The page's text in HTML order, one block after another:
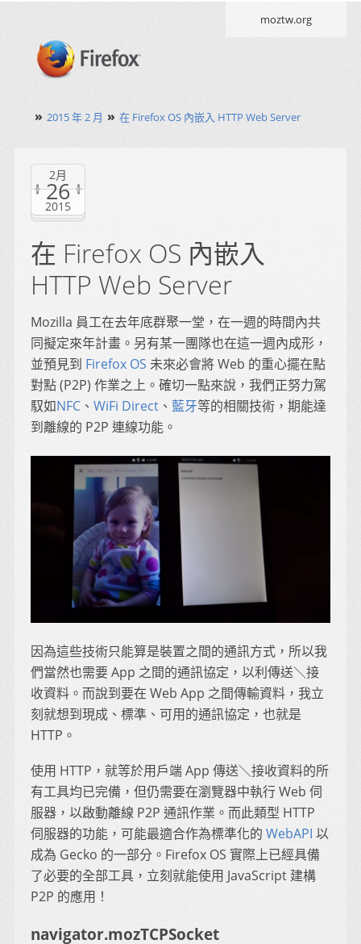
moztw.org
» 2015 年 2 月 » 在 Firefox OS 內嵌入 HTTP Web Server
2月
26
2015
在 Firefox OS 內嵌入
HTTP Web Server
Mozilla 員工在去年底群聚一堂，在一週的時間內共
同擬定來年計畫。另有某一團隊也在這一週內成形，
並預見到 Firefox OS 未來必會將 Web 的重心擺在點
對點 (P2P) 作業之上。確切一點來說，我們正努力駕
馭如NFC 、 WiFi Direct 、 藍牙等的相關技術，期能達
到離線的 P2P 連線功能。
因為這些技術只能算是裝置之間的通訊方式，所以我
們當然也需要 App 之間的通訊協定，以利傳送＼接
收資料。而說到要在 Web App 之間傳輸資料，我立
刻就想到現成、標準、可用的通訊協定，也就是
HTTP。
使用 HTTP，就等於用戶端 App 傳送＼接收資料的所
有工具均已完備，但仍需要在瀏覽器中執行 Web 伺
服器，以啟動離線 P2P 通訊作業。而此類型 HTTP
伺服器的功能，可能最適合作為標準化的 WebAPI 以
成為 Gecko 的一部分。Firefox OS 實際上已經具備
了必要的全部工具，立刻就能使用 JavaScript 建構
P2P 的應用！
navigator.mozTCPSocket